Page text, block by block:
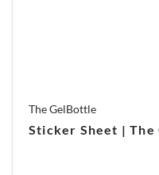
The GelBottle
Sticker Sheet | The